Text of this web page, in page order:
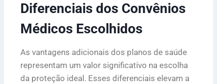
Diferenciais dos Convênios
Médicos Escolhidos
As vantagens adicionais dos planos de saúde
representam um valor significativo na escolha
da proteção ideal. Esses diferenciais elevam a